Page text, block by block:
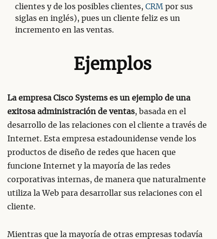
clientes y de los posibles clientes, CRM por sus
siglas en inglés), pues un cliente feliz es un
incremento en las ventas.
Ejemplos
La empresa Cisco Systems es un ejemplo de una
exitosa administración de ventas, basada en el
desarrollo de las relaciones con el cliente a través de
Internet. Esta empresa estadounidense vende los
productos de diseño de redes que hacen que
funcione Internet y la mayoría de las redes
corporativas internas, de manera que naturalmente
utiliza la Web para desarrollar sus relaciones con el
cliente.
Mientras que la mayoría de otras empresas todavía